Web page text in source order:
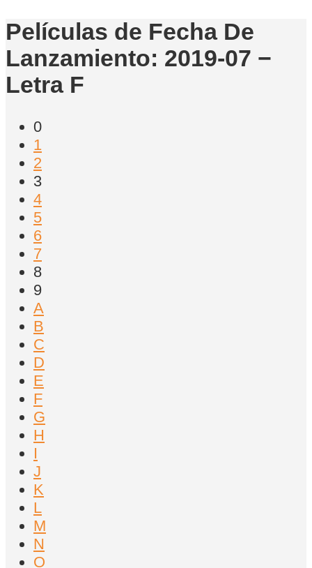
Películas de Fecha De
Lanzamiento: 2019-07 −
Letra F
0
1
2
3
4
5
6
7
8
9
A
B
C
D
E
F
G
H
I
J
K
L
M
N
O